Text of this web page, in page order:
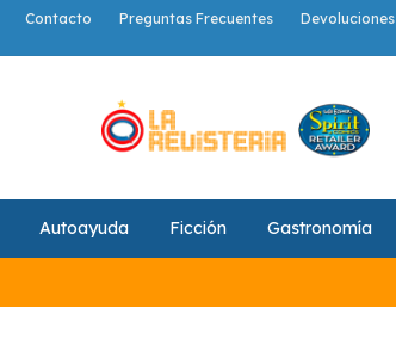
Contacto Preguntas Frecuentes Devoluciones
Autoayuda Ficción Gastronomía